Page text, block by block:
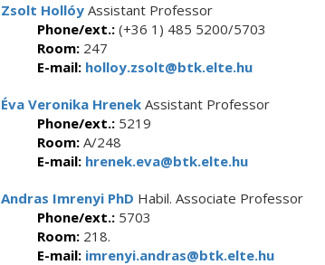
Zsolt Hollóy Assistant Professor
Phone/ext.: (+36 1) 485 5200/5703
Room: 247
E-mail: holloy.zsolt@btk.elte.hu
Éva Veronika Hrenek Assistant Professor
Phone/ext.: 5219
Room: A/248
E-mail: hrenek.eva@btk.elte.hu
Andras Imrenyi PhD Habil. Associate Professor
Phone/ext.: 5703
Room: 218.
E-mail: imrenyi.andras@btk.elte.hu